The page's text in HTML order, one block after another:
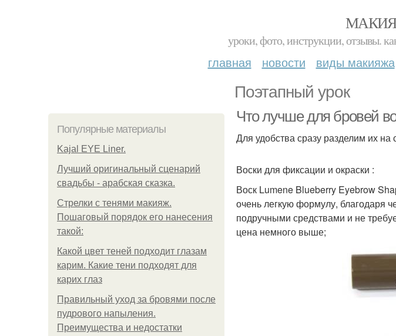
уроки, фото, инструкции, отзывы.
главная новости виды макияжа
Поэтапный урок
Популярные материалы
Kajal EYE Liner.
Лучший оригинальный сценарий
свадьбы - арабская сказка.
Стрелки с тенями макияж.
Пошаговый порядок его нанесения
такой:
Какой цвет теней подходит глазам
карим. Какие тени подходят для
карих глаз
Правильный уход за бровями после
пудрового напыления.
Преимущества и недостатки
Что лучше для бровей
Для удобства сразу разделим их
Воски для фиксации и окраски :
Воск Lumene Blueberry Eyebrow
очень легкую формулу, благодаря
подручными средствами и не
цена немного выше;